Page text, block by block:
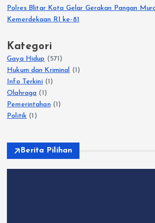
Polres Blitar Kota Gelar Gerakan Pangan
Kemerdekaan RI ke-81
Kategori
Gaya Hidup (571)
Hukum dan Kriminal (1)
Info Terkini(1)
Olahraga (1)
Pemerintahan(1)
Politik (1)
Berita Pilihan